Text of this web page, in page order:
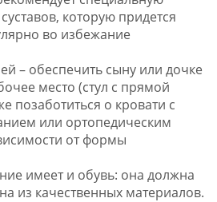
которую придется
во избежание
– обеспечить сыну или дочке
место (стул с прямой
позаботиться о кровати с
или ортопедическим
от формы
имеет и обувь: она должна
из качественных материалов.